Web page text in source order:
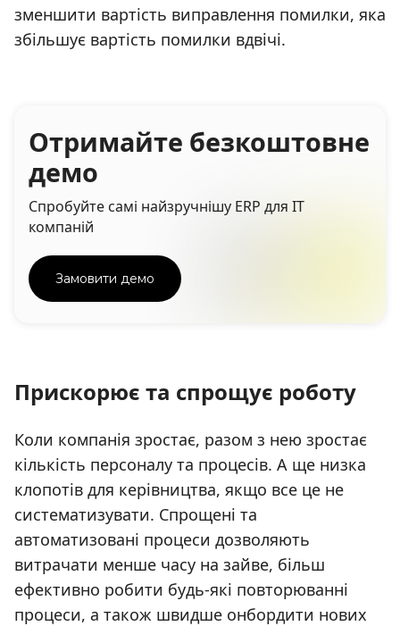
зменшити вартість виправлення помилки, яка
збільшує вартість помилки вдвічі.
Отримайте безкоштовне
демо
Спробуйте самі найзручнішу ERP для IT
компаній
Замовити демо
Прискорює та спрощує роботу
Коли компанія зростає, разом з нею зростає
кількість персоналу та процесів. А ще низка
клопотів для керівництва, якщо все це не
систематизувати. Спрощені та
автоматизовані процеси дозволяють
витрачати менше часу на зайве, більш
ефективно робити будь-які повторюванні
процеси, а також швидше онбордити нових